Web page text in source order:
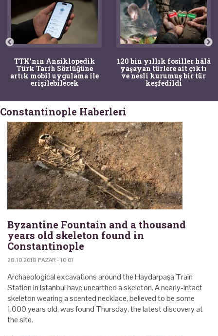
TTK'nın Ansiklopedik
Türk Tarih Sözlüğüne
artık mobil uygulama ile
erişilebilecek
120 bin yıllık fosiller hâlâ
yaşayan türlere ait çıktı
ve nesli kurumuş bir tür
keşfedildi
Constantinople Haberleri
Byzantine Fountain and a thousand
years old skeleton found in
Constantinople
28.10.2018 PAZAR - 10:01
Archaeological excavations around the Haydarpaşa Train
Station in Istanbul have unearthed a skeleton. A nearly-intact
skeleton wearing a scented necklace, believed to be some
1,000 years old, was found Thursday, the latest discovery at
the site.